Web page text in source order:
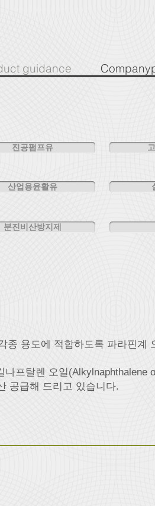
guidance
진공펌프유
산업용윤활유
분진비산방지제
종 용도에 적합하도록 파라핀계
프탈렌 오일(Alkylnaphthalene
공급해 드리고 있습니다.